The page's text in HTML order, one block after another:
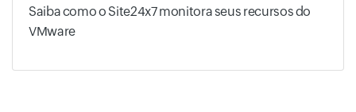
Saiba como o Site24x7 monitora seus recursos do
VMware